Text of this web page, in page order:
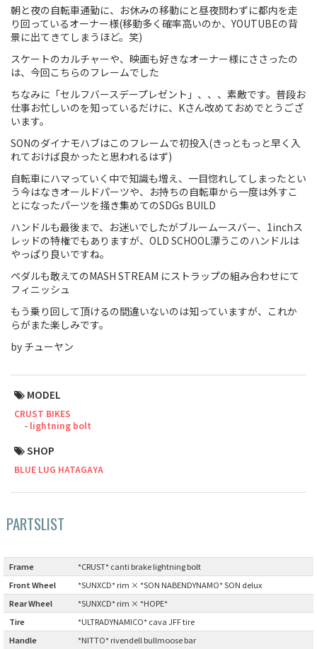
朝と夜の自転車通勤に、お休みの移動にと昼夜問わずに都内を走
り回っているオーナー様(移動多く確率高いのか、YOUTUBEの背
景に出てきてしまうほど。笑)
スケートのカルチャーや、映画も好きなオーナー様にささったの
は、今回こちらのフレームでした
ちなみに「セルフバースデープレゼント」、、、素敵です。普段お
仕事お忙しいのを知っているだけに、Kさん改めておめでとうござ
います。
SONのダイナモハブはこのフレームで初投入(きっともっと早く入
れておけば良かったと思われるはず)
自転車にハマっていく中で知識も増え、一目惚れしてしまったとい
う今はなきオールドパーツや、お持ちの自転車から一度は外すこ
とになったパーツを掻き集めてのSDGs BUILD
ハンドルも最後まで、お迷いでしたがブルームースバー、1inchス
レッドの特権でもありますが、OLD SCHOOL漂うこのハンドルは
やっぱり良いですね。
ペダルも敢えてのMASH STREAM にストラップの組み合わせにて
フィニッシュ
もう乗り回して頂けるの間違いないのは知っていますが、これか
らがまた楽しみです。
by チューヤン
MODEL
CRUST BIKES
lightning bolt
SHOP
BLUE LUG HATAGAYA
PARTSLIST
Frame
*CRUST* canti brake lightning bolt
Front Wheel
*SUNXCD* rim × *SON NABENDYNAMO* SON delux
Rear Wheel
*SUNXCD* rim × *HOPE*
Tire
*ULTRADYNAMICO* cava JFF tire
Handle
*NITTO* rivendell bullmoose bar
Road Bike
Touring
CX / Gravel
Mountain Bike
Cargo Bike
Mixte
Mini Velo
For Women
Handmade Bike
SURLY
MASH
CRUST BIKES
VELO ORANGE